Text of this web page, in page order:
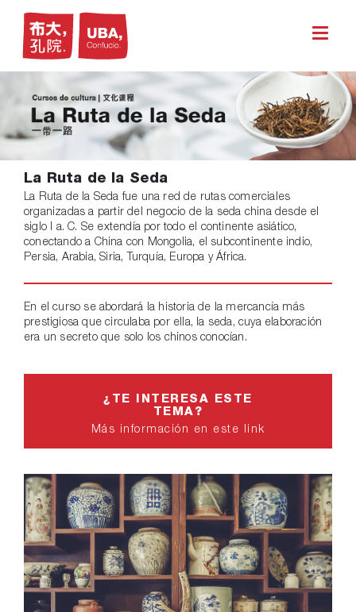
La Ruta de la Seda
La Ruta de la Seda fue una red de rutas comerciales
organizadas a partir del negocio de la seda china desde el
siglo I a. C. Se extendía por todo el continente asiático,
conectando a China con Mongolia, el subcontinente indio,
Persia, Arabia, Siria, Turquía, Europa y África.
En el curso se abordará la historia de la mercancía más
prestigiosa que circulaba por ella, la seda, cuya elaboración
era un secreto que solo los chinos conocían.
¿TE INTERESA ESTE
TEMA?
Más información en este link